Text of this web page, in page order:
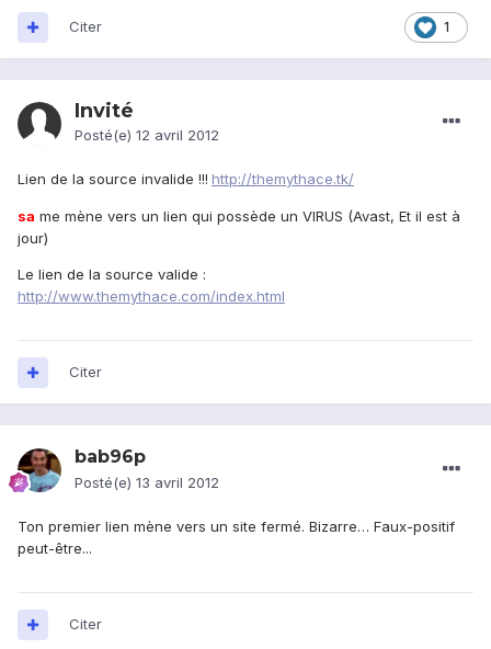
1
Citer
Invité
Posté(e) 12 avril 2012
Lien de la source invalide !!! http://themythace.tk/
sa me mène vers un lien qui possède un VIRUS (Avast, Et il est à
jour)
Le lien de la source valide :
http://www.themythace.com/index.html
Citer
bab96p
Posté(e) 13 avril 2012
Ton premier lien mène vers un site fermé. Bizarre… Faux-positif
peut-être...
Citer